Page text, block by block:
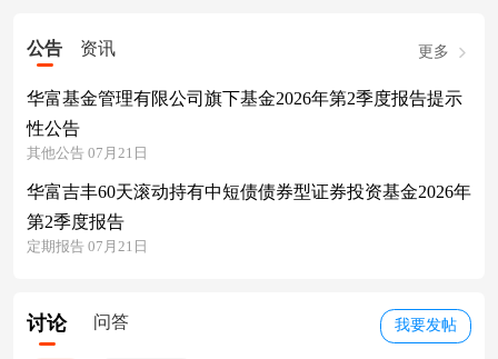
公告 资讯 更多
华富基金管理有限公司旗下基金2026年第2季度报告提示
性公告
其他公告 07月21日
华富吉丰60天滚动持有中短债债券型证券投资基金2026年
第2季度报告
定期报告 07月21日
我要发帖
讨论 问答